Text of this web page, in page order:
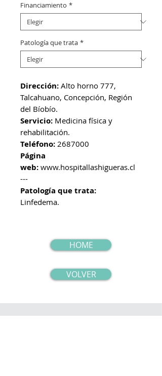
Financiamiento *
Patología que trata *
Dirección: Alto horno 777,
Talcahuano, Concepción, Región
del Bíobío.
Servicio: Medicina física y
rehabilitación.
Teléfono: 2687000
Página
web: www.hospitallashigueras.cl
---
Patología que trata:
Linfedema.
HOME
VOLVER
DIRECCIÓN